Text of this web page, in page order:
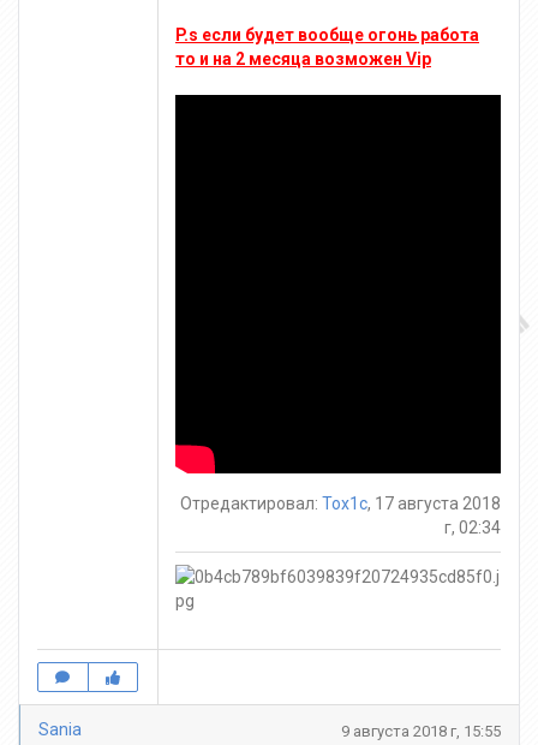
P.s если будет вообще огонь работа
то и на 2 месяца возможен Vip
Отредактировал: Tox1c, 17 августа 2018
г, 02:34
Sania 9 августа 2018 г, 15:55